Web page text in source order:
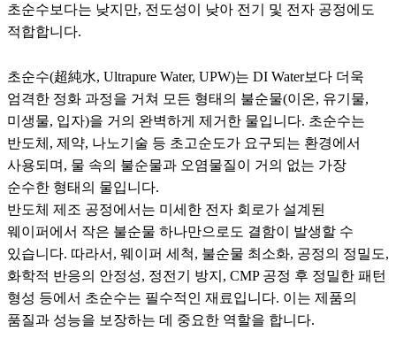
초순수보다는 낮지만, 전도성이 낮아 전기 및 전자 공정에도
적합합니다.
초순수(超純水, Ultrapure Water, UPW)는 DI Water보다 더욱
엄격한 정화 과정을 거쳐 모든 형태의 불순물(이온, 유기물,
미생물, 입자)을 거의 완벽하게 제거한 물입니다. 초순수는
반도체, 제약, 나노기술 등 초고순도가 요구되는 환경에서
사용되며, 물 속의 불순물과 오염물질이 거의 없는 가장
순수한 형태의 물입니다.
반도체 제조 공정에서는 미세한 전자 회로가 설계된
웨이퍼에서 작은 불순물 하나만으로도 결함이 발생할 수
있습니다. 따라서, 웨이퍼 세척, 불순물 최소화, 공정의 정밀도,
화학적 반응의 안정성, 정전기 방지, CMP 공정 후 정밀한 패턴
형성 등에서 초순수는 필수적인 재료입니다. 이는 제품의
품질과 성능을 보장하는 데 중요한 역할을 합니다.